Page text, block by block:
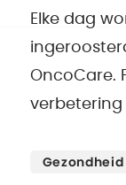
Elke dag
OncoCare.
Gezondheid